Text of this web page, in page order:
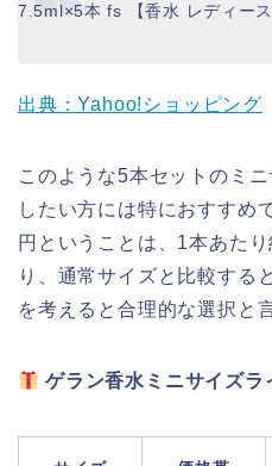
7.5ml×5本 fs 【香水 レディー
出典：Yahoo!ショッピング
このような5本セットのミ
したい方には特におすすめ
円ということは、1本あた
り、通常サイズと比較する
を考えると合理的な選択と
ゲラン香水ミニサイズラ